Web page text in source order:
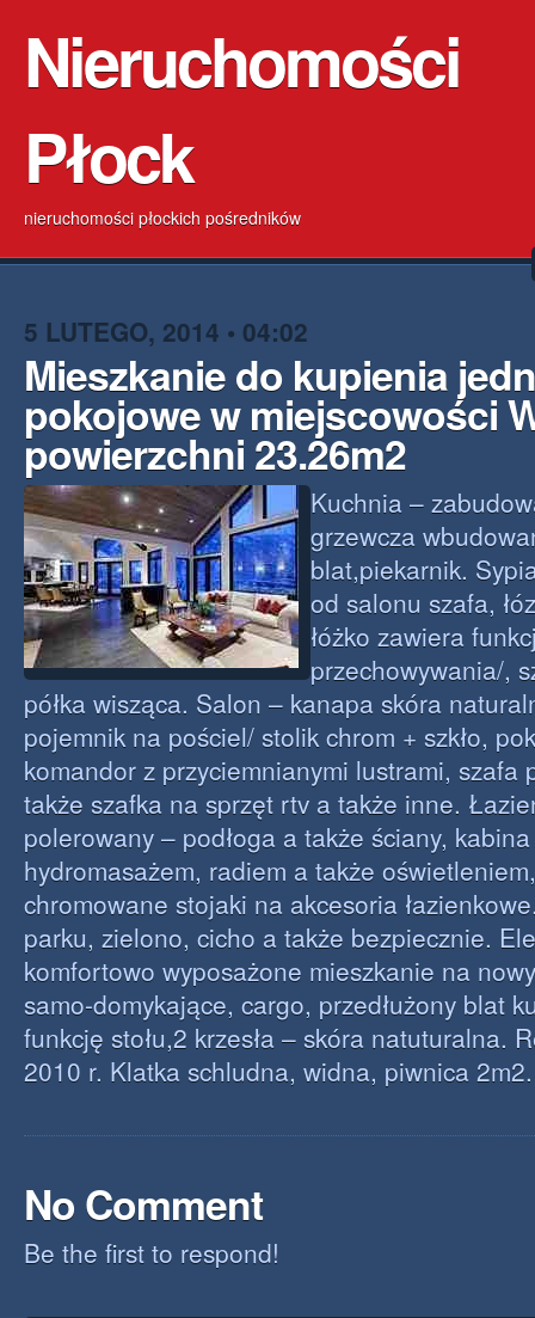
Nieruchomości
Płock
nieruchomości płockich pośredników
5 LUTEGO, 2014 • 04:02
Mieszkanie do kupienia
pokojowe w miejscowości
powierzchni 23.26m2
Kuchnia –
grzewcza
blat,piekarnik.
od salonu szafa,
łóżko zawiera
przechowywania/,
półka wisząca. Salon – kanapa skóra
pojemnik na pościel/ stolik chrom + szkło,
komandor z przyciemnianymi lustrami, szafa
także szafka na sprzęt rtv a także inne.
polerowany – podłoga a także ściany,
hydromasażem, radiem a także
chromowane stojaki na akcesoria
parku, zielono, cicho a także bezpiecznie.
komfortowo wyposażone mieszkanie na
samo-domykające, cargo, przedłużony blat
funkcję stołu,2 krzesła – skóra natuturalna.
2010 r. Klatka schludna, widna, piwnica 2m2.
No Comment
Be the first to respond!